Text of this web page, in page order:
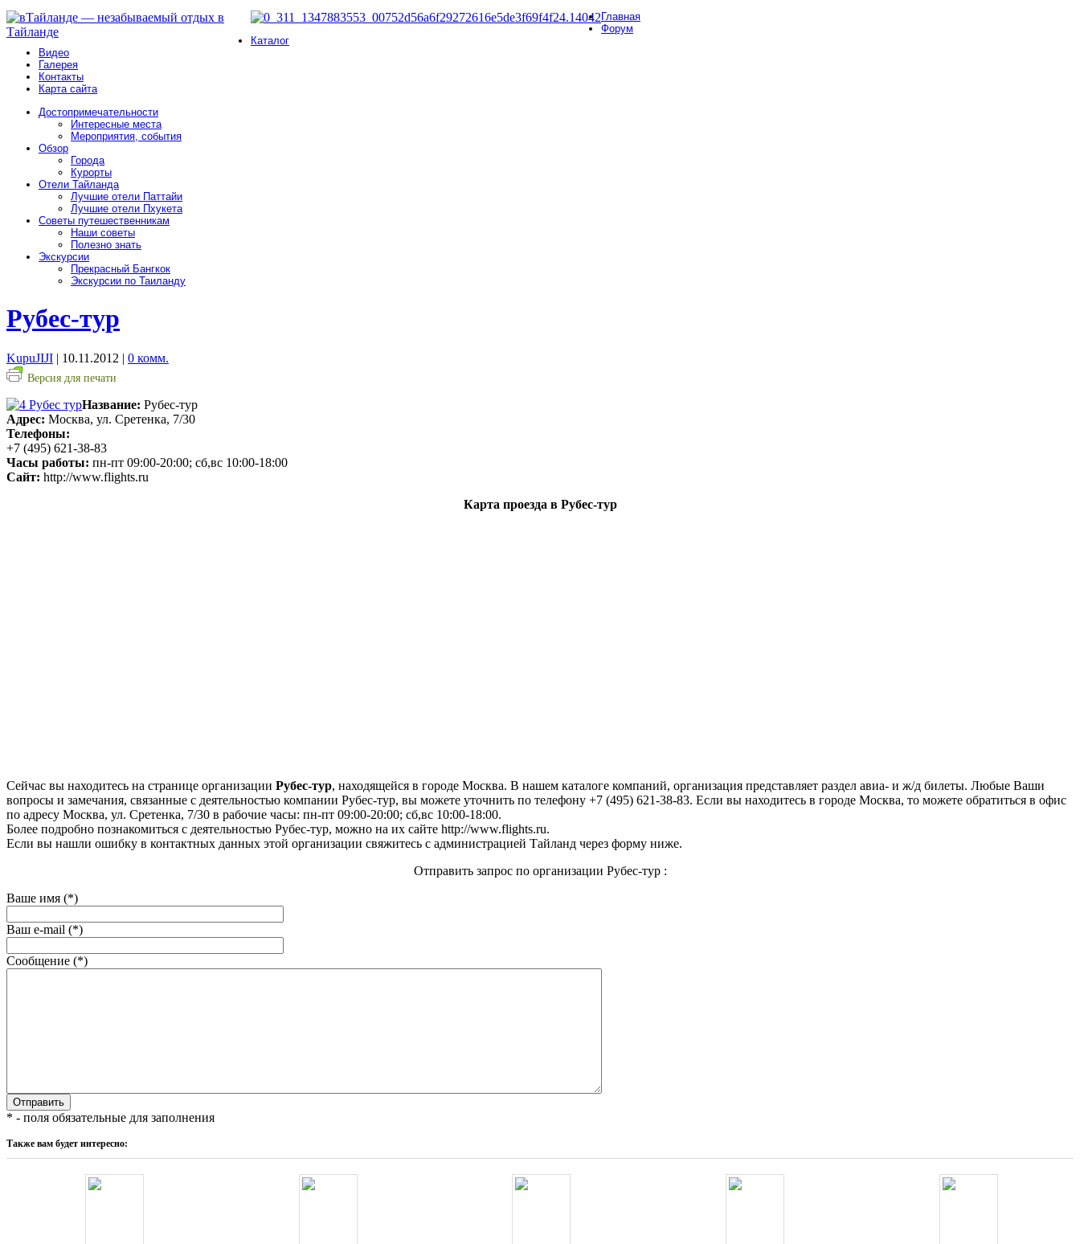
Главная
Форум
Каталог
Видео
Галерея
Контакты
Карта сайта
Достопримечательности
Интересные места
Мероприятия, события
Обзор
Города
Курорты
Отели Тайланда
Лучшие отели Паттайи
Лучшие отели Пхукета
Советы путешественникам
Наши советы
Полезно знать
Экскурсии
Прекрасный Бангкок
Экскурсии по Таиланду
Рубес-тур
KupuJIJI | 10.11.2012 | 0 комм.
Версия для печати
Название: Рубес-тур
Адрес: Москва, ул. Сретенка, 7/30
Телефоны:
+7 (495) 621-38-83
Часы работы: пн-пт 09:00-20:00; сб,вс 10:00-18:00
Сайт: http://www.flights.ru
Карта проезда в Рубес-тур
Сейчас вы находитесь на странице организации Рубес-тур, находящейся в городе Москва. В нашем каталоге компаний, организация представляет раздел авиа- и ж/д билеты. Любые Ваши
вопросы и замечания, связанные с деятельностью компании Рубес-тур, вы можете уточнить по телефону +7 (495) 621-38-83. Если вы находитесь в городе Москва, то можете обратиться в офис
по адресу Москва, ул. Сретенка, 7/30 в рабочие часы: пн-пт 09:00-20:00; сб,вс 10:00-18:00.
Более подробно познакомиться с деятельностью Рубес-тур, можно на их сайте http://www.flights.ru.
Если вы нашли ошибку в контактных данных этой организации свяжитесь с администрацией Тайланд через форму ниже.
Отправить запрос по организации Рубес-тур :
Ваше имя (*)
Ваш e-mail (*)
Сообщение (*)
* - поля обязательные для заполнения
Также вам будет интересно: